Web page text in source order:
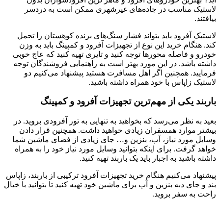
لاستیک مناسب در جاده‌های غیرشهری ممکن است به دردسر
بیافتند.
لاستیک آفرود باید بتواند فشار سنگ‌های برنده کوهستان را تحمل
کند. هنگام خرید این نوع از تجهیزات آفرود و کمپینگ باید به وزن
خودرو و فاصله محورها توجه کنید و تایری تهیه کنید که عاج خوبی
داشته باشد. در این مورد بهتر است به راهنمایی فروشندگان توجه
فرمایید. همچنین اگر اهل مسافرت هستید پیشنهاد می‌کنیم دو
لاستیک زاپاس با خود همراه داشته باشید.
باربند یکی از مهم‌ترین تجهیزات آفرود و کمپینگ
بعید به نظر می‌رسد که بخواهید به تنهایی به تور آفرودی بروید. در
بیشتر موارد همسفران زیادی خواهید داشت. همچنین قرار دادن
وسایل مورد نیاز، آب، بنزین و… جای زیادی از فضای ماشین شما
خواهد گرفت. برای اینکه بتوانید وسایل مورد نیاز خود را به همراه
داشته باشید به اجبار باید یک باربند تهیه کنید.
پیشنهاد می‌کنیم هنگام خرید تجهیزات آفرود ترکیبی از باربند، زاپاس
بند و جای دبه بنزین و آب برای ماشین خود تهیه کنید تا بتوانید با خیال
راحت به سفر بروید.